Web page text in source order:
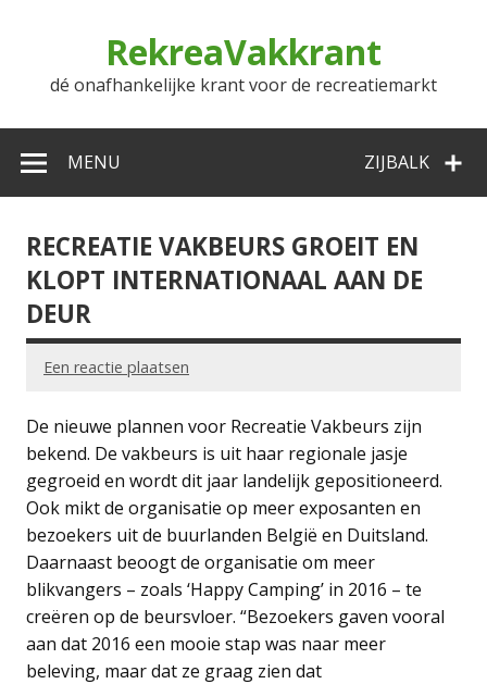
RekreaVakkrant
dé onafhankelijke krant voor de recreatiemarkt
ZIJBALK
MENU
RECREATIE VAKBEURS GROEIT EN
KLOPT INTERNATIONAAL AAN DE
DEUR
Een reactie plaatsen
De nieuwe plannen voor Recreatie Vakbeurs zijn
bekend. De vakbeurs is uit haar regionale jasje
gegroeid en wordt dit jaar landelijk gepositioneerd.
Ook mikt de organisatie op meer exposanten en
bezoekers uit de buurlanden België en Duitsland.
Daarnaast beoogt de organisatie om meer
blikvangers – zoals ‘Happy Camping’ in 2016 – te
creëren op de beursvloer. “Bezoekers gaven vooral
aan dat 2016 een mooie stap was naar meer
beleving, maar dat ze graag zien dat